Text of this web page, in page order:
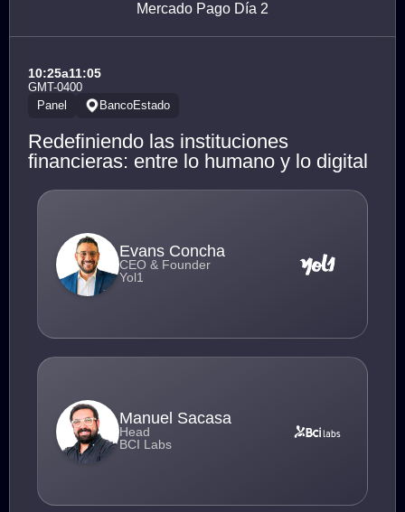
Mercado Pago Día 2
10:25a11:05
GMT-0400
Panel
BancoEstado
Redefiniendo las instituciones
financieras: entre lo humano y lo digital
Evans Concha
CEO & Founder
Yol1
Manuel Sacasa
Head
BCI Labs